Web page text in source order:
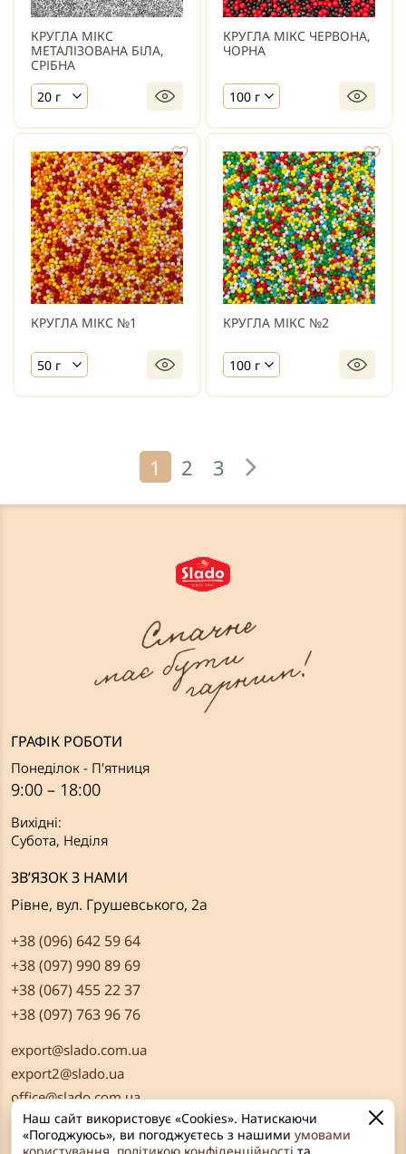
КРУГЛА МІКС
МЕТАЛІЗОВАНА БІЛА,
СРІБНА
20 г
КРУГЛА МІКС ЧЕРВОНА,
ЧОРНА
100 г
КРУГЛА МІКС №1
50 г
КРУГЛА МІКС №2
100 г
1 2 3
ГРАФІК РОБОТИ
Понеділок - П'ятниця
9:00 – 18:00
Вихідні:
Субота, Неділя
ЗВ’ЯЗОК З НАМИ
Рівне, вул. Грушевського, 2а
+38 (096) 642 59 64
+38 (097) 990 89 69
+38 (067) 455 22 37
+38 (097) 763 96 76
export@slado.com.ua
export2@slado.ua
office@slado.com.ua
Наш сайт використовує «Cookies». Натискаючи
«Погоджуюсь», ви погоджуєтесь з нашими умовами